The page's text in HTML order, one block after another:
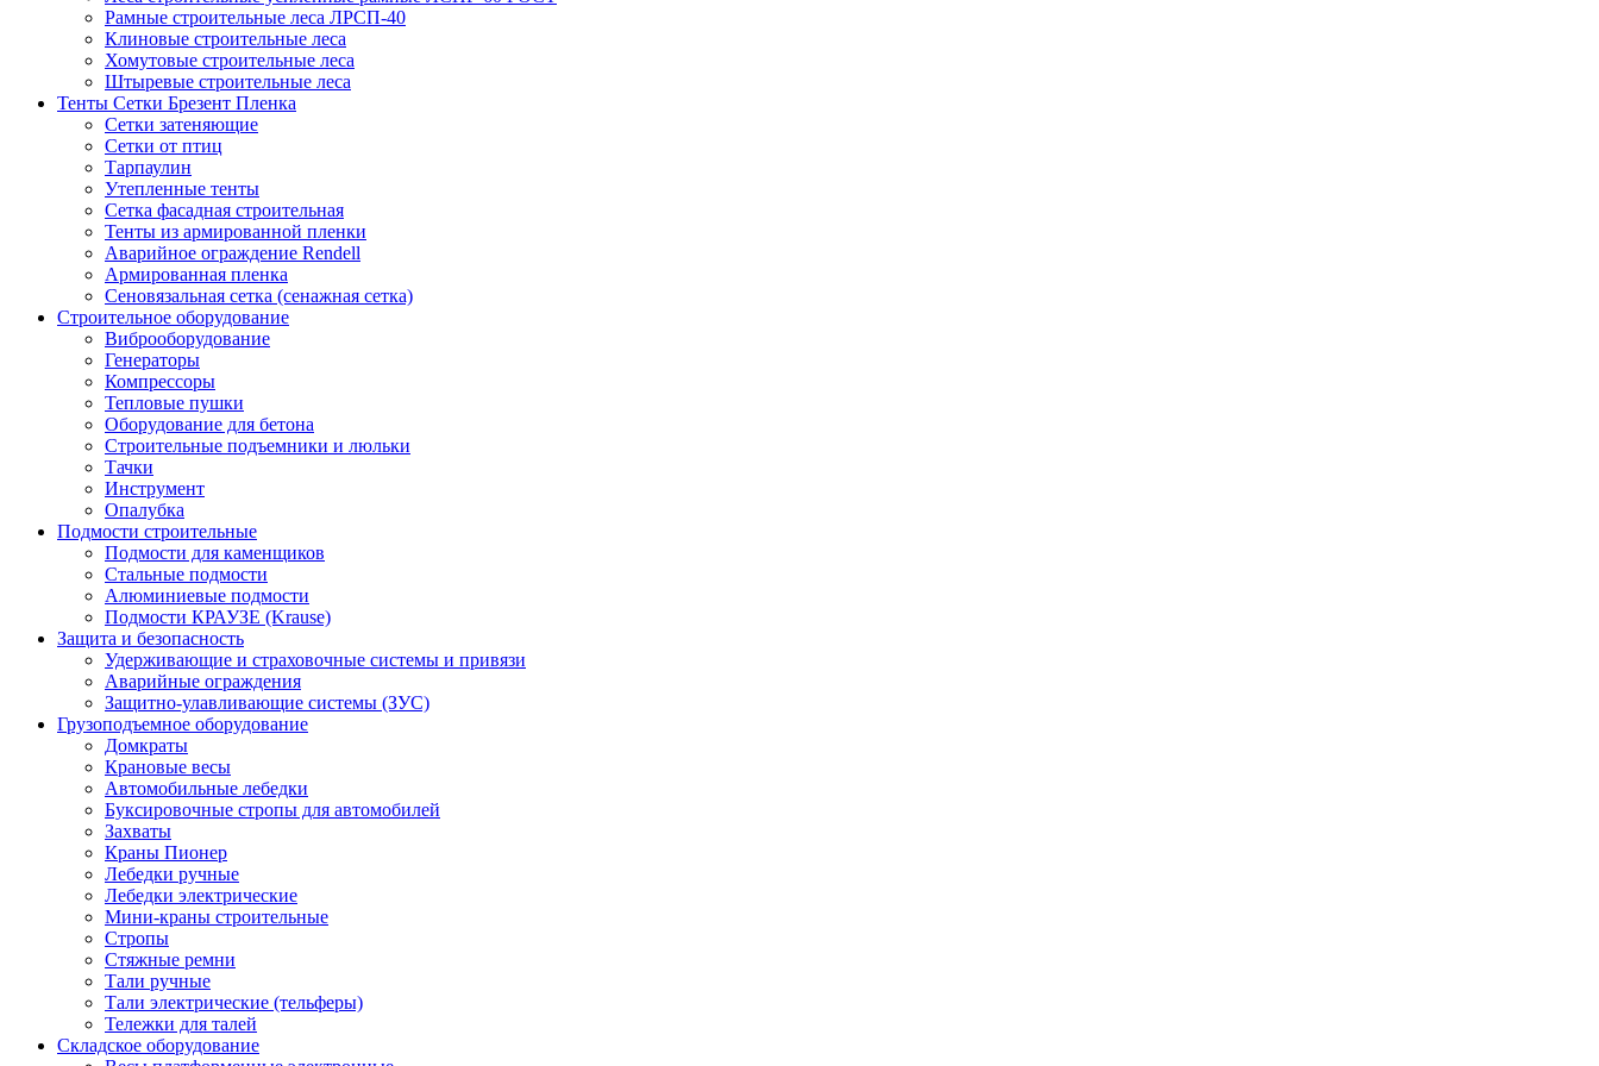
Рамные строительные леса ЛРСП-40
Клиновые строительные леса
Хомутовые строительные леса
Штыревые строительные леса
Тенты Сетки Брезент Пленка
Сетки затеняющие
Сетки от птиц
Тарпаулин
Утепленные тенты
Сетка фасадная строительная
Тенты из армированной пленки
Аварийное ограждение Rendell
Армированная пленка
Сеновязальная сетка (сенажная сетка)
Строительное оборудование
Виброоборудование
Генераторы
Компрессоры
Тепловые пушки
Оборудование для бетона
Строительные подъемники и люльки
Тачки
Инструмент
Опалубка
Подмости строительные
Подмости для каменщиков
Стальные подмости
Алюминиевые подмости
Подмости КРАУЗЕ (Krause)
Защита и безопасность
Удерживающие и страховочные системы и привязи
Аварийные ограждения
Защитно-улавливающие системы (ЗУС)
Грузоподъемное оборудование
Домкраты
Крановые весы
Автомобильные лебедки
Буксировочные стропы для автомобилей
Захваты
Краны Пионер
Лебедки ручные
Лебедки электрические
Мини-краны строительные
Стропы
Стяжные ремни
Тали ручные
Тали электрические (тельферы)
Тележки для талей
Складское оборудование